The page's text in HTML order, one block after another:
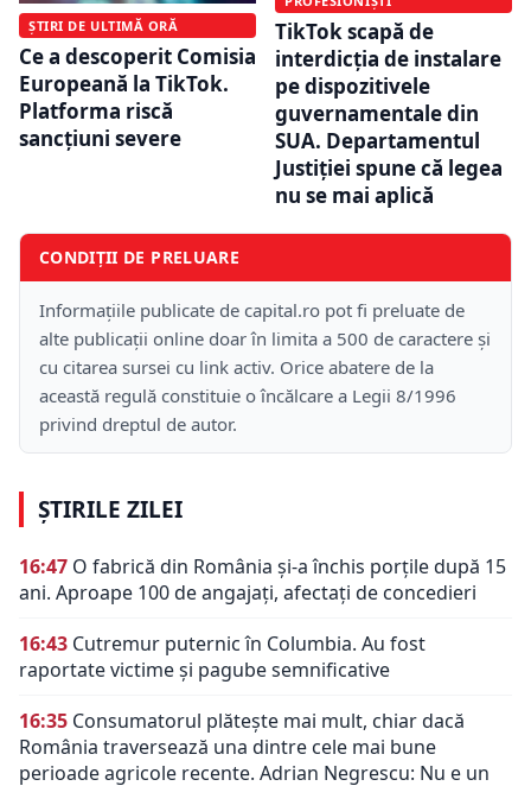
ȘTIRI DE ULTIMĂ ORĂ
Ce a descoperit Comisia
Europeană la TikTok.
Platforma riscă
sancțiuni severe
TikTok scapă de
interdicția de instalare
pe dispozitivele
guvernamentale din
SUA. Departamentul
Justiției spune că legea
nu se mai aplică
CONDIȚII DE PRELUARE
Informațiile publicate de capital.ro pot fi preluate de
alte publicații online doar în limita a 500 de caractere și
cu citarea sursei cu link activ. Orice abatere de la
această regulă constituie o încălcare a Legii 8/1996
privind dreptul de autor.
ȘTIRILE ZILEI
16:47 O fabrică din România și-a închis porțile după 15
ani. Aproape 100 de angajați, afectați de concedieri
16:43 Cutremur puternic în Columbia. Au fost
raportate victime și pagube semnificative
16:35 Consumatorul plătește mai mult, chiar dacă
România traversează una dintre cele mai bune
perioade agricole recente. Adrian Negrescu: Nu e un